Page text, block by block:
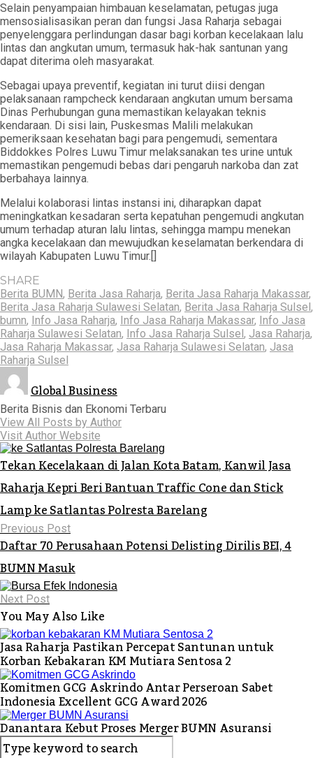
Selain penyampaian himbauan keselamatan, petugas juga
mensosialisasikan peran dan fungsi Jasa Raharja sebagai
penyelenggara perlindungan dasar bagi korban kecelakaan lalu
lintas dan angkutan umum, termasuk hak-hak santunan yang
dapat diterima oleh masyarakat.
Sebagai upaya preventif, kegiatan ini turut diisi dengan
pelaksanaan rampcheck kendaraan angkutan umum bersama
Dinas Perhubungan guna memastikan kelayakan teknis
kendaraan. Di sisi lain, Puskesmas Malili melakukan
pemeriksaan kesehatan bagi para pengemudi, sementara
Biddokkes Polres Luwu Timur melaksanakan tes urine untuk
memastikan pengemudi bebas dari pengaruh narkoba dan zat
berbahaya lainnya.
Melalui kolaborasi lintas instansi ini, diharapkan dapat
meningkatkan kesadaran serta kepatuhan pengemudi angkutan
umum terhadap aturan lalu lintas, sehingga mampu menekan
angka kecelakaan dan mewujudkan keselamatan berkendara di
wilayah Kabupaten Luwu Timur.[]
SHARE
Berita BUMN, Berita Jasa Raharja, Berita Jasa Raharja Makassar,
Berita Jasa Raharja Sulawesi Selatan, Berita Jasa Raharja Sulsel,
bumn, Info Jasa Raharja, Info Jasa Raharja Makassar, Info Jasa
Raharja Sulawesi Selatan, Info Jasa Raharja Sulsel, Jasa Raharja,
Jasa Raharja Makassar, Jasa Raharja Sulawesi Selatan, Jasa
Raharja Sulsel
Global Business
Berita Bisnis dan Ekonomi Terbaru
View All Posts by Author
Visit Author Website
Tekan Kecelakaan di Jalan Kota Batam, Kanwil Jasa
Raharja Kepri Beri Bantuan Traffic Cone dan Stick
Lamp ke Satlantas Polresta Barelang
Previous Post
Daftar 70 Perusahaan Potensi Delisting Dirilis BEI, 4
BUMN Masuk
Next Post
You May Also Like
Jasa Raharja Pastikan Percepat Santunan untuk
Korban Kebakaran KM Mutiara Sentosa 2
Komitmen GCG Askrindo Antar Perseroan Sabet
Indonesia Excellent GCG Award 2026
Danantara Kebut Proses Merger BUMN Asuransi